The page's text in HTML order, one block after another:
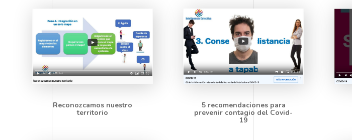
Reconozcamos nuestro
territorio
5 recomendaciones para
prevenir contagio del Covid-
19